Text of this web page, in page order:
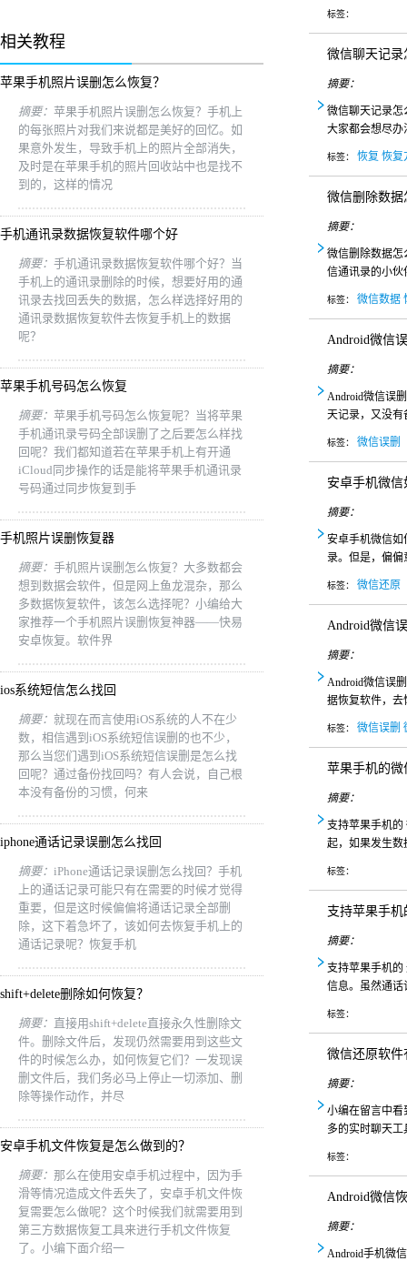
相关教程
苹果手机照片误删怎么恢复？
摘要： 苹果手机照片误删怎么恢复？手机上
的每张照片对我们来说都是美好的回忆。如
果意外发生，导致手机上的照片全部消失，
及时是在苹果手机的照片回收站中也是找不
到的，这样的情况
手机通讯录数据恢复软件哪个好
摘要： 手机通讯录数据恢复软件哪个好？当
手机上的通讯录删除的时候，想要好用的通
讯录去找回丢失的数据，怎么样选择好用的
通讯录数据恢复软件去恢复手机上的数据
呢？
苹果手机号码怎么恢复
摘要： 苹果手机号码怎么恢复呢？当将苹果
手机通讯录号码全部误删了之后要怎么样找
回呢？我们都知道若在苹果手机上有开通
iCloud同步操作的话是能将苹果手机通讯录
号码通过同步恢复到手
手机照片误删恢复器
摘要： 手机照片误删怎么恢复？大多数都会
想到数据会软件，但是网上鱼龙混杂，那么
多数据恢复软件，该怎么选择呢？小编给大
家推荐一个手机照片误删恢复神器——快易
安卓恢复。软件界
ios系统短信怎么找回
摘要： 就现在而言使用iOS系统的人不在少
数，相信遇到iOS系统短信误删的也不少，
那么当您们遇到iOS系统短信误删是怎么找
回呢？通过备份找回吗？有人会说，自己根
本没有备份的习惯，何来
iphone通话记录误删怎么找回
摘要： iPhone通话记录误删怎么找回？手机
上的通话记录可能只有在需要的时候才觉得
重要，但是这时候偏偏将通话记录全部删
除，这下着急坏了，该如何去恢复手机上的
通话记录呢？恢复手机
shift+delete删除如何恢复？
摘要： 直接用shift+delete直接永久性删除文
件。删除文件后，发现仍然需要用到这些文
件的时候怎么办，如何恢复它们？一发现误
删文件后，我们务必马上停止一切添加、删
除等操作动作，并尽
安卓手机文件恢复是怎么做到的？
摘要： 那么在使用安卓手机过程中，因为手
滑等情况造成文件丢失了，安卓手机文件恢
复需要怎么做呢？这个时候我们就需要用到
第三方数据恢复工具来进行手机文件恢复
了。小编下面介绍一
标签：
微信聊天记录
摘要：
微信聊天记录怎
大家都会想尽办
标签： 恢复 恢复
微信删除数
摘要：
微信删除数据怎
信通讯录的小伙
标签： 微信数据
Android微信
摘要：
Android微信误
天记录，又没有
标签： 微信误删
安卓手机微信
摘要：
安卓手机微信如
录。但是，偏偏
标签： 微信还原
Android微信
摘要：
Android微信误
据恢复软件，去
标签： 微信误删
苹果手机的
摘要：
支持苹果手机
起，如果发生数
标签：
支持苹果手
摘要：
支持苹果手机
信息。虽然通话
标签：
微信还原软件
摘要：
小编在留言中看
多的实时聊天工
标签：
Android微信
摘要：
Android手机微